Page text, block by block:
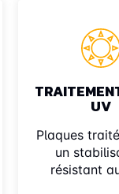
UV
Plaques
un
résistant